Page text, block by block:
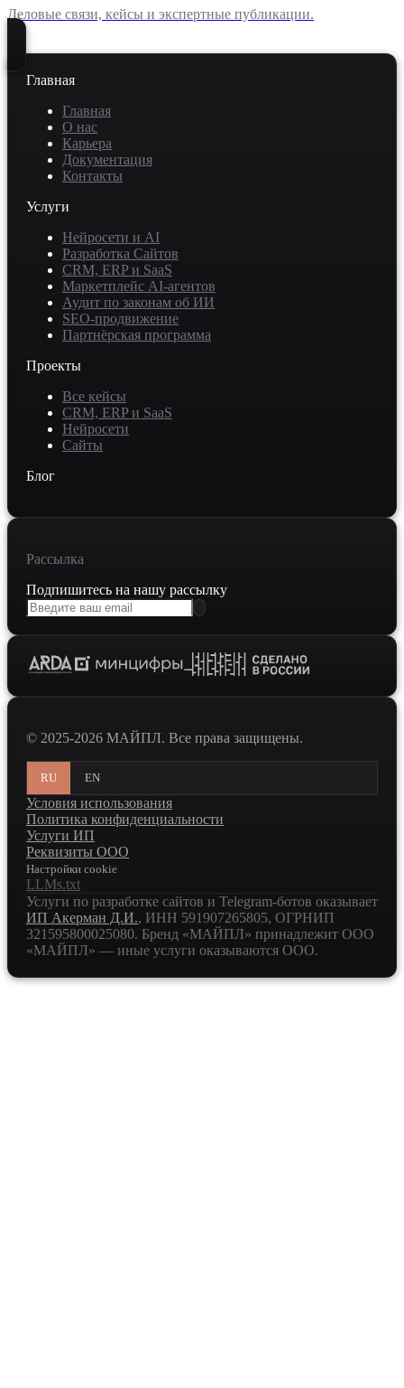
Деловые связи, кейсы и экспертные публикации.
Главная
Главная
О нас
Карьера
Документация
Контакты
Услуги
Нейросети и AI
Разработка Сайтов
CRM, ERP и SaaS
Маркетплейс AI-агентов
Аудит по законам об ИИ
SEO-продвижение
Партнёрская программа
Проекты
Все кейсы
CRM, ERP и SaaS
Нейросети
Сайты
Блог
Рассылка
Подпишитесь на нашу рассылку
© 2025-2026 МАЙПЛ. Все права защищены.
RU EN
Условия использования
Политика конфиденциальности
Услуги ИП
Реквизиты ООО
Настройки cookie
LLMs.txt
Услуги по разработке сайтов и Telegram-ботов оказывает
ИП Акерман Д.И., ИНН 591907265805, ОГРНИП
321595800025080. Бренд «МАЙПЛ» принадлежит ООО
«МАЙПЛ» — иные услуги оказываются ООО.